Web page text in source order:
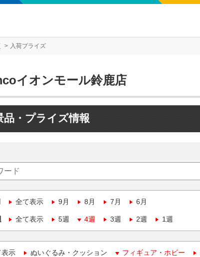
入荷プライズ
イオンモール鈴鹿店
品・プライズ情報
全て表示 9月 8月 7月 6月
全て表示 5週 4週 3週 2週 1週
表示 ぬいぐるみ・クッション フィギュア・ホビー